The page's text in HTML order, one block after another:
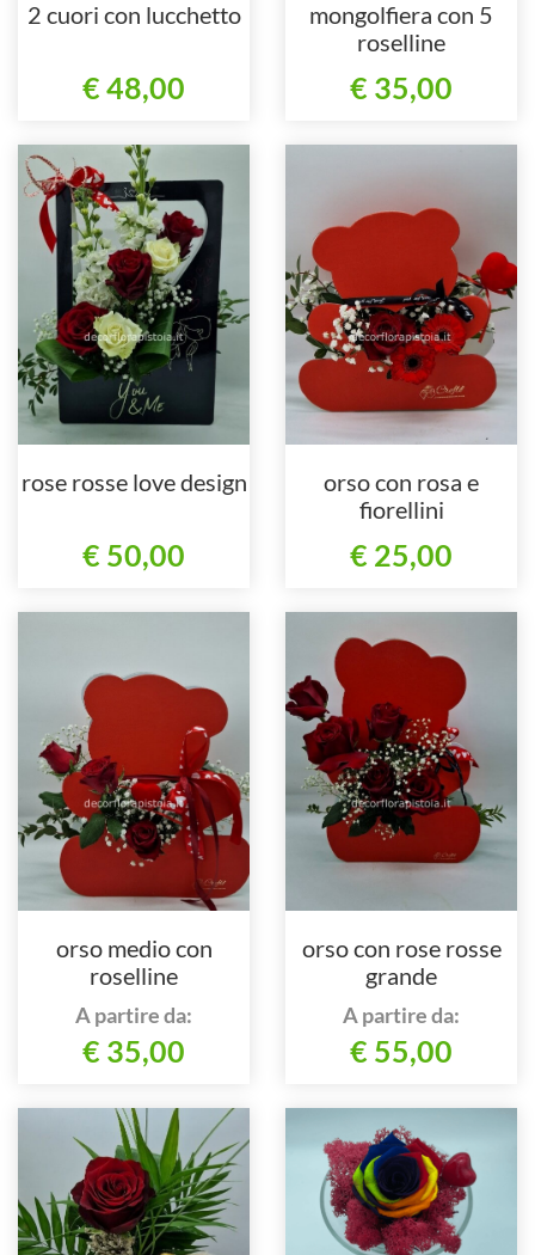
2 cuori con lucchetto
€ 48,00
mongolfiera con 5
roselline
€ 35,00
rose rosse love design
€ 50,00
orso con rosa e
fiorellini
€ 25,00
orso medio con
roselline
A partire da:
€ 35,00
orso con rose rosse
grande
A partire da:
€ 55,00